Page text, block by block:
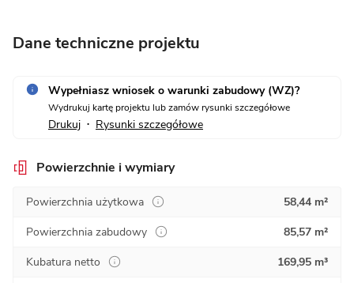
Dane techniczne projektu
Wypełniasz wniosek o warunki zabudowy (WZ)?
Wydrukuj kartę projektu lub zamów rysunki szczegółowe
Drukuj • Rysunki szczegółowe
Powierzchnie i wymiary
Powierzchnia użytkowa
58,44 m²
Powierzchnia zabudowy
85,57 m²
Kubatura netto
169,95 m³